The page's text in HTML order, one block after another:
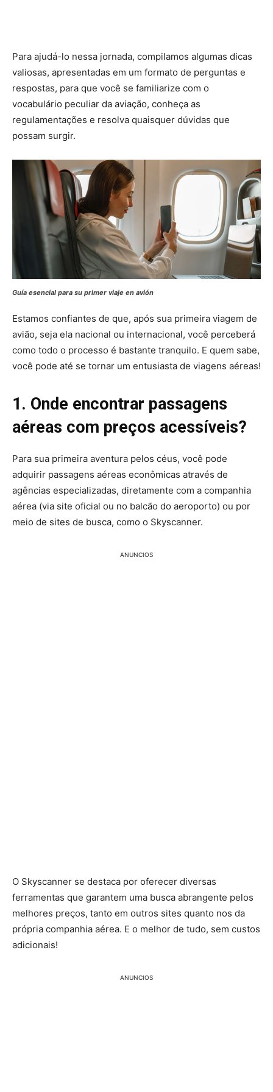
Para ajudá-lo nessa jornada, compilamos algumas dicas
valiosas, apresentadas em um formato de perguntas e
respostas, para que você se familiarize com o
vocabulário peculiar da aviação, conheça as
regulamentações e resolva quaisquer dúvidas que
possam surgir.
Guía esencial para su primer viaje en avión
Estamos confiantes de que, após sua primeira viagem de
avião, seja ela nacional ou internacional, você perceberá
como todo o processo é bastante tranquilo. E quem sabe,
você pode até se tornar um entusiasta de viagens aéreas!
1. Onde encontrar passagens
aéreas com preços acessíveis?
Para sua primeira aventura pelos céus, você pode
adquirir passagens aéreas econômicas através de
agências especializadas, diretamente com a companhia
aérea (via site oficial ou no balcão do aeroporto) ou por
meio de sites de busca, como o Skyscanner.
ANUNCIOS
O Skyscanner se destaca por oferecer diversas
ferramentas que garantem uma busca abrangente pelos
melhores preços, tanto em outros sites quanto nos da
própria companhia aérea. E o melhor de tudo, sem custos
adicionais!
ANUNCIOS